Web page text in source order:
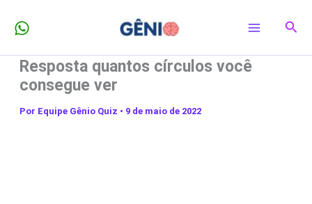
para
conteúdo
Resposta quantos círculos você
consegue ver
Por Equipe Gênio Quiz • 9 de maio de 2022